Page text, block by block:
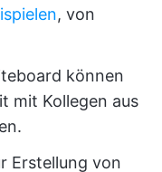
, von
können
mit Kollegen aus
Erstellung von